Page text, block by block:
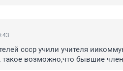
ссср учили учителя
такое возможно,что бывшие